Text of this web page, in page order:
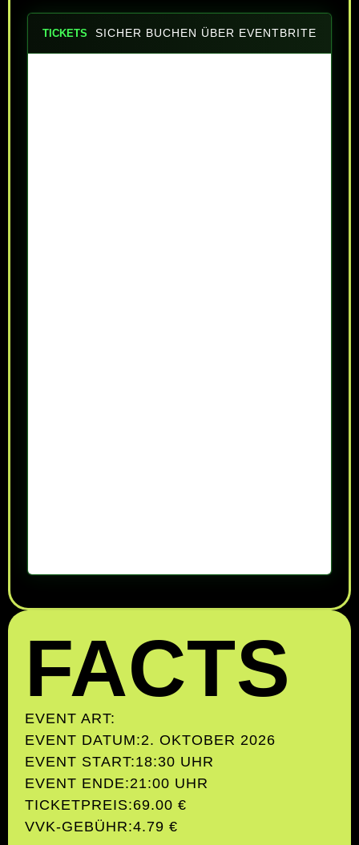
TICKETS SICHER BUCHEN ÜBER EVENTBRITE
FACTS
EVENT ART:
EVENT DATUM:2. OKTOBER 2026
EVENT START:18:30 UHR
EVENT ENDE:21:00 UHR
TICKETPREIS:69.00 €
VVK-GEBÜHR:4.79 €